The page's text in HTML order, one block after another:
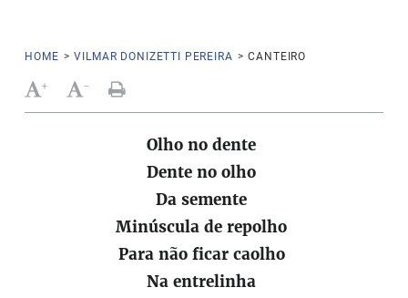
HOME > VILMAR DONIZETTI PEREIRA > CANTEIRO
+ -
Olho no dente
Dente no olho
Da semente
Minúscula de repolho
Para não ficar caolho
Na entrelinha